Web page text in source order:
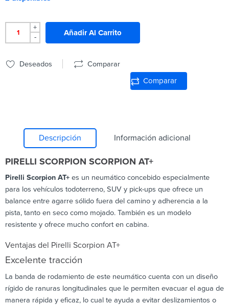
+
-
Añadir Al Carrito
Deseados Comparar
Comparar
Descripción Información adicional
PIRELLI SCORPION SCORPION AT+
Pirelli Scorpion AT+ es un neumático concebido especialmente
para los vehículos todoterreno, SUV y pick-ups que ofrece un
balance entre agarre sólido fuera del camino y adherencia a la
pista, tanto en seco como mojado. También es un modelo
resistente y ofrece mucho confort en cabina.
Ventajas del Pirelli Scorpion AT+
Excelente tracción
La banda de rodamiento de este neumático cuenta con un diseño
rígido de ranuras longitudinales que le permiten evacuar el agua de
manera rápida y eficaz, lo cual te ayuda a evitar deslizamientos o